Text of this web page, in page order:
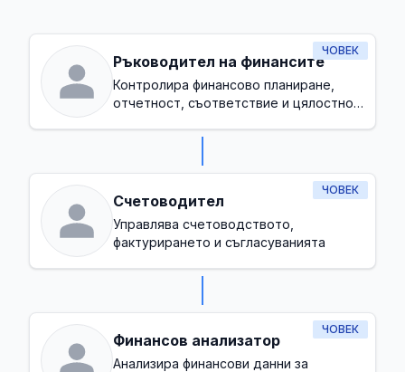
ЧОВЕК
Ръководител на финансите
Контролира финансово планиране,
отчетност, съответствие и цялостно
ЧОВЕК
Счетоводител
Управлява счетоводството,
фактурирането и съгласуванията
ЧОВЕК
Финансов анализатор
Анализира финансови данни за